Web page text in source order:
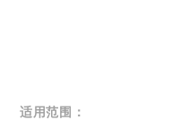
适用范围：